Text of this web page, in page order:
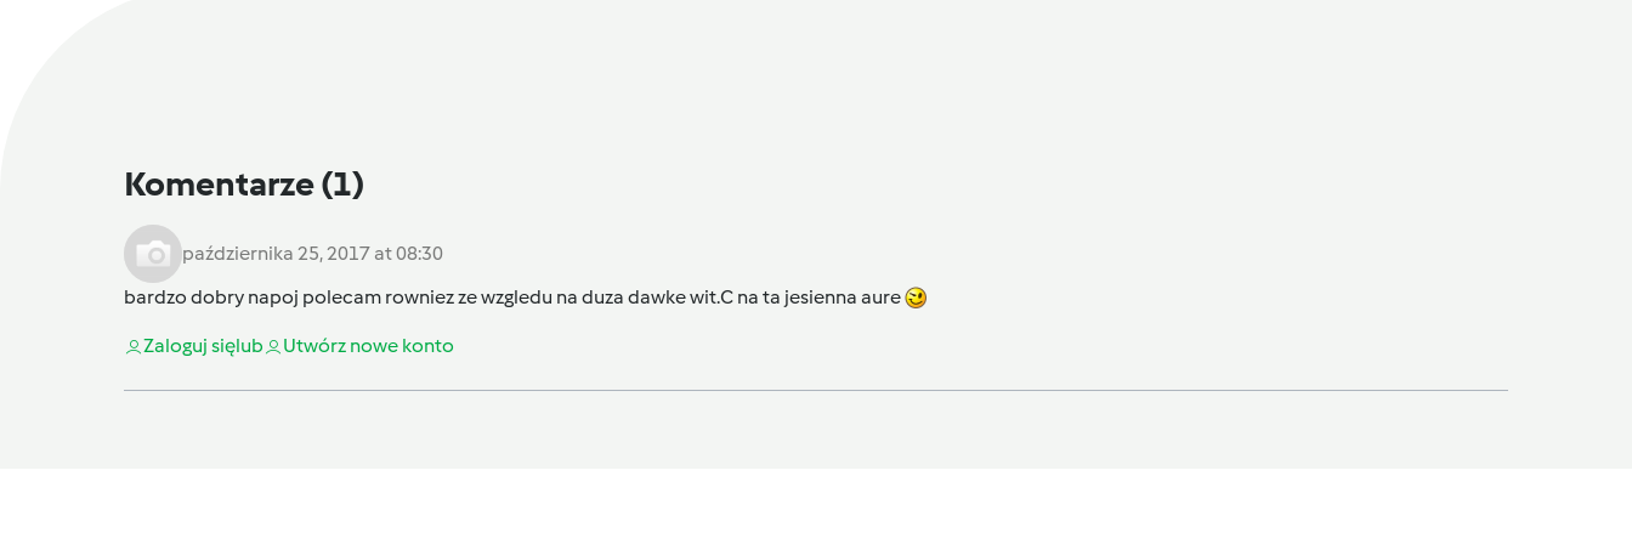
Komentarze(1)
października 25, 2017 at 08:30
bardzo dobry napoj polecam rowniez ze wzgledu na duza dawke wit.C na ta jesienna aure
Zaloguj sięlub Utwórz nowe konto